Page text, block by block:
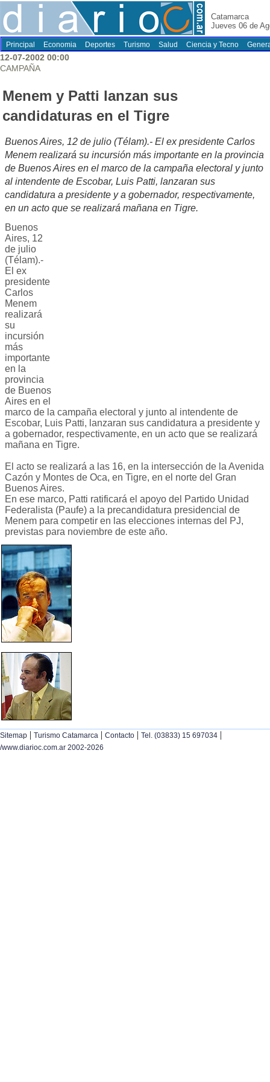
Catamarca
Jueves 06 de
Principal Economia Deportes Turismo Salud Ciencia y Tecno
12-07-2002 00:00
CAMPAÑA
Menem y Patti lanzan sus
candidaturas en el Tigre
Buenos Aires, 12 de julio (Télam).- El ex presidente Carlos
Menem realizará su incursión más importante en la provincia
de Buenos Aires en el marco de la campaña electoral y junto
al intendente de Escobar, Luis Patti, lanzaran sus
candidatura a presidente y a gobernador, respectivamente,
en un acto que se realizará mañana en Tigre.
Buenos
Aires, 12
de julio
(Télam).-
El ex
presidente
Carlos
Menem
realizará
su
incursión
más
importante
en la
provincia
de Buenos
Aires en el
marco de la campaña electoral y junto al intendente de
Escobar, Luis Patti, lanzaran sus candidatura a presidente y
a gobernador, respectivamente, en un acto que se realizará
mañana en Tigre.
El acto se realizará a las 16, en la intersección de la Avenida
Cazón y Montes de Oca, en Tigre, en el norte del Gran
Buenos Aires.
En ese marco, Patti ratificará el apoyo del Partido Unidad
Federalista (Paufe) a la precandidatura presidencial de
Menem para competir en las elecciones internas del PJ,
previstas para noviembre de este año.
Sitemap | Turismo Catamarca | Contacto | Tel. (03833) 15 697034 |
/www.diarioc.com.ar 2002-2026